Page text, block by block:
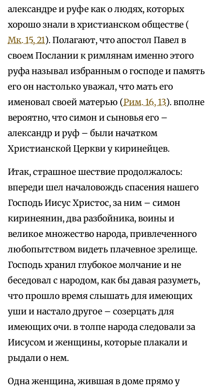
александре и руфе как о людях, которых
хорошо знали в христианском обществе (
Мк. 15, 21). Полагают, что апостол Павел в
своем Послании к римлянам именно этого
руфа называл избранным о господе и память
его он настолько уважал, что мать его
именовал своей матерью (Рим. 16, 13). вполне
вероятно, что симон и сыновья его –
александр и руф – были начатком
Христианской Церкви у киринейцев.
Итак, страшное шествие продолжалось:
впереди шел началовождь спасения нашего
Господь Иисус Христос, за ним – симон
киринеянин, два разбойника, воины и
великое множество народа, привлеченного
любопытством видеть плачевное зрелище.
Господь хранил глубокое молчание и не
беседовал с народом, как бы давая разуметь,
что прошло время слышать для имеющих
уши и настало другое – созерцать для
имеющих очи. в толпе народа следовали за
Иисусом и женщины, которые плакали и
рыдали о нем.
Одна женщина, жившая в доме прямо у